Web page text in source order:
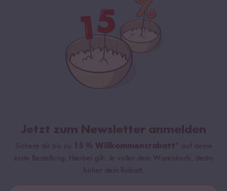
Jetzt zum Newsletter anmelden
Sichere dir bis zu 15 % Willkommensrabatt* auf deine
erste Bestellung. Hierbei gilt: Je voller dein Warenkorb, desto
höher dein Rabatt.